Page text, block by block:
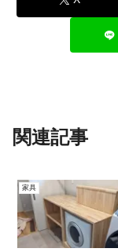
関連記事
家具